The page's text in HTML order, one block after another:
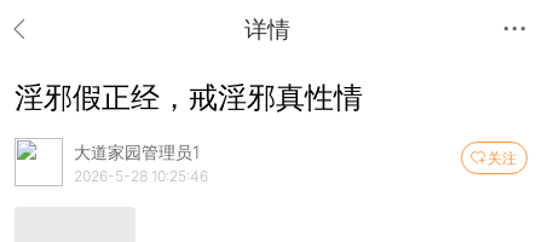
详情
淫邪假正经，戒淫邪真性情
关注
大道家园管理员1
2026-5-28 10:25:46